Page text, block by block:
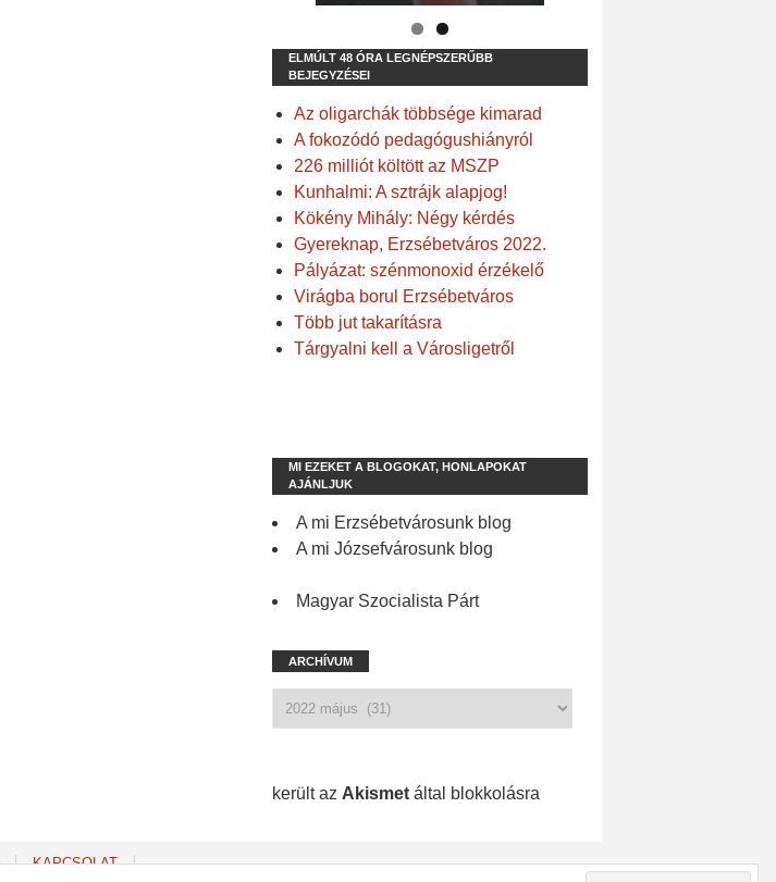
ELMÚLT 48 ÓRA LEGNÉPSZERŰBB
BEJEGYZÉSEI
Az oligarchák többsége kimarad
A fokozódó pedagógushiányról
226 milliót költött az MSZP
Kunhalmi: A sztrájk alapjog!
Kökény Mihály: Négy kérdés
Gyereknap, Erzsébetváros 2022.
Pályázat: szénmonoxid érzékelő
Virágba borul Erzsébetváros
Több jut takarításra
Tárgyalni kell a Városligetről
MI EZEKET A BLOGOKAT, HONLAPOKAT
AJÁNLJUK
A mi Erzsébetvárosunk blog
A mi Józsefvárosunk blog
Magyar Szocialista Párt
ARCHÍVUM
került az Akismet által blokkolásra
KAPCSOLAT